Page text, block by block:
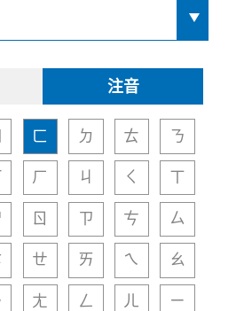
注音
ㄈ ㄉ ㄊ ㄋ
ㄏ ㄐ ㄑ ㄒ
ㄖ ㄗ ㄘ ㄙ
ㄝ ㄞ ㄟ ㄠ
ㄤ ㄥ ㄦ ㄧ